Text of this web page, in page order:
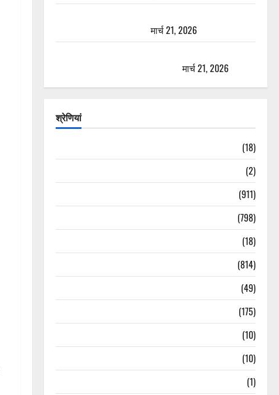
मार्च 21, 2026
मार्च 21, 2026
श्रेणियां
(18)
(2)
(911)
(798)
(18)
(814)
(49)
(175)
(10)
(10)
(1)